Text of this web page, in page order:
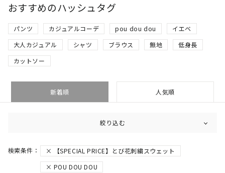
おすすめのハッシュタグ
パンツ カジュアルコーデ pou dou dou
イエベ
大人カジュアル
シャツ ブラウス 無地
低身長
カットソー
新着順 人気順
絞り込む
【SPECIAL PRICE】とび花刺繍スウェット
POU DOU DOU